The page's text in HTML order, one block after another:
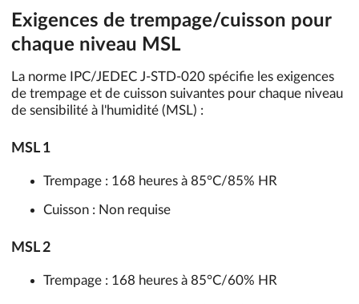
Exigences de trempage/cuisson pour
chaque niveau MSL
La norme IPC/JEDEC J-STD-020 spécifie les exigences
de trempage et de cuisson suivantes pour chaque niveau
de sensibilité à l'humidité (MSL) :
MSL 1
Trempage : 168 heures à 85°C/85% HR
Cuisson : Non requise
MSL 2
Trempage : 168 heures à 85°C/60% HR